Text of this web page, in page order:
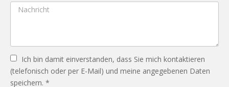
Ich bin damit einverstanden, dass Sie mich kontaktieren
(telefonisch oder per E-Mail) und meine angegebenen Daten
speichern. *